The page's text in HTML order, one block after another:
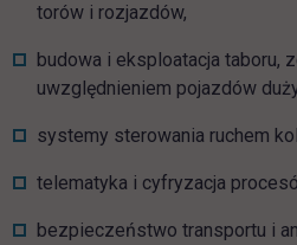
torów i rozjazdów,
budowa i eksploatacja taboru,
uwzględnieniem pojazdów
systemy sterowania ruchem
telematyka i cyfryzacja
bezpieczeństwo transportu i